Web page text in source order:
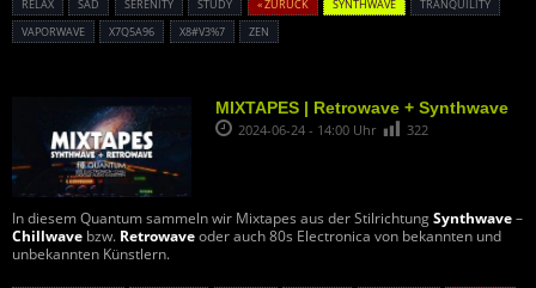
RELAX SAD SERENITY STUDY « ZURÜCK SYNTHWAVE
TRANQUILITY
VAPORWAVE
X7Q5A96 X8#V3%7 ZEN
MIXTAPES | Retrowave + Synthwave
2024-06-24 - 14:00 Uhr 322
In diesem Quantum sammeln wir Mixtapes aus der StilrichtungSynthwave–
Chillwave bzw. Retrowaveoder auch 80s Electronica von bekannten und
unbekannten Künstlern.